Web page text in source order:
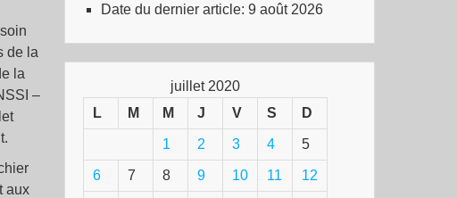
de la
la
–
aux
Date du dernier article: 9 août 2026
juillet 2020
L
M M J V S D
1 2 3 4 5
6 7 8 9 10 11 12